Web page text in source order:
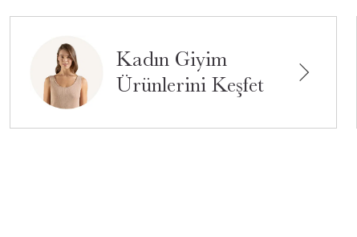
Kadın Giyim
Ürünlerini Keşfet